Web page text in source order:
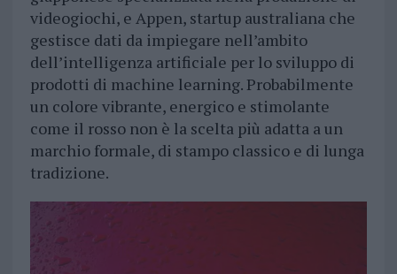
videogiochi, e Appen, startup australiana che
gestisce dati da impiegare nell’ambito
dell’intelligenza artificiale per lo sviluppo di
prodotti di machine learning. Probabilmente
un colore vibrante, energico e stimolante
come il rosso non è la scelta più adatta a un
marchio formale, di stampo classico e di lunga
tradizione.